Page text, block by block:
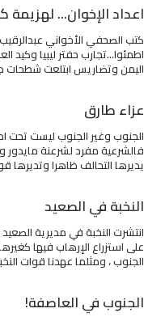
اعداد الإخوان... لهزيمة
كتب الصحفي الأخواني
اطمئوا...تجارب حفتر ليبيا
اليمن وتضاريس ابتلعت شطحات جمال عبدالناصر
عزاء طارق
الجنوب وغير الجنوب ليست تحت
فالشرعية مفرد لشرعنة مايدور
يديرها التحالف ظاهرا
النخبة في الصعيد
انتشرت النخبة في مديرية
على استزراع الإرهاب فيها
الجنوب ، ومثلما عهدنا قوات
الجنوب في العاصفة!